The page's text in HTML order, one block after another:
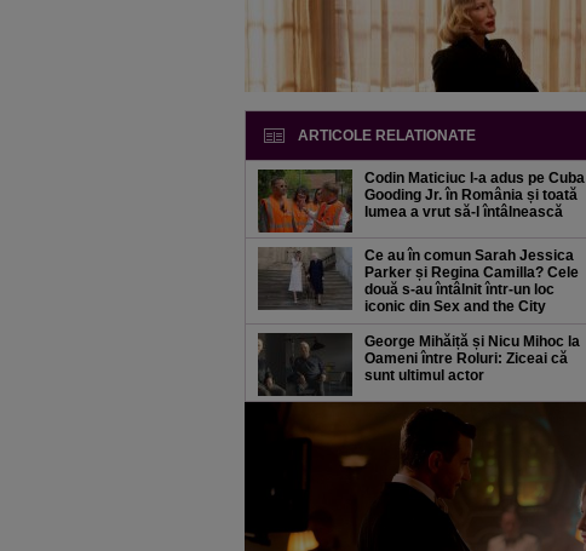
ARTICOLE RELATIONATE
Codin Maticiuc l-a adus pe Cuba
Gooding Jr. în România și toată
lumea a vrut să-l întâlnească
Ce au în comun Sarah Jessica
Parker și Regina Camilla? Cele
două s-au întâlnit într-un loc
iconic din Sex and the City
George Mihăiță și Nicu Mihoc la
Oameni între Roluri: Ziceai că
sunt ultimul actor